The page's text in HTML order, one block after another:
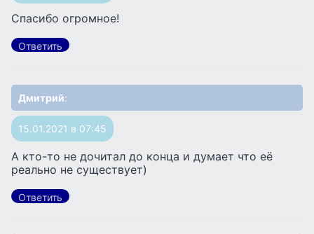
Спасибо огромное!
Ответить
Дмитрий:
15.01.2021 в 07:45
А кто-то не дочитал до конца и думает что её
реально не существует)
Ответить